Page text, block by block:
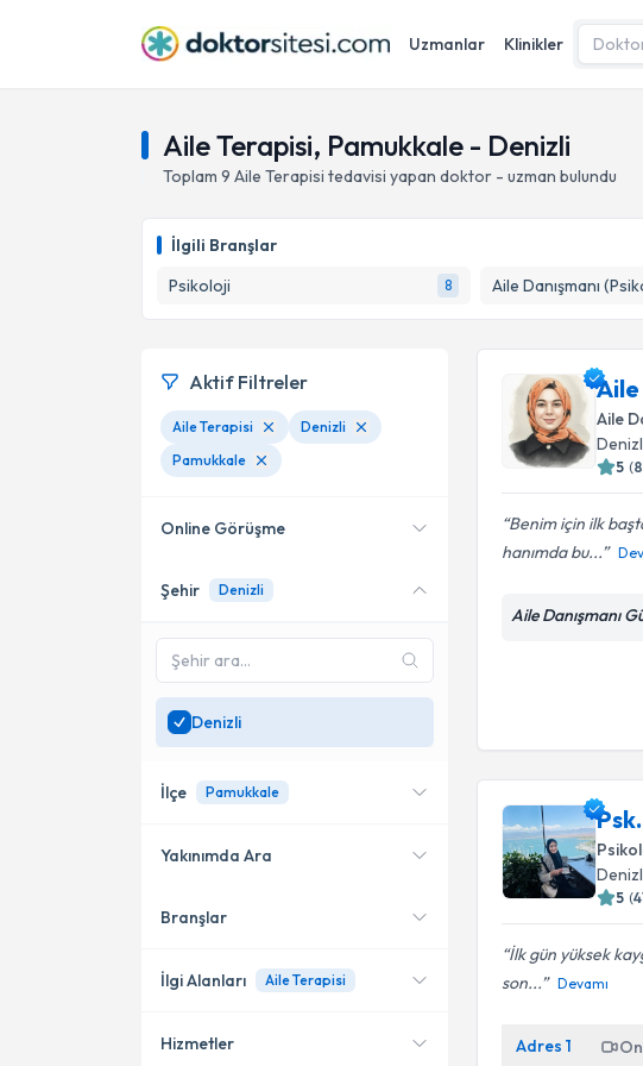
Uzmanlar Klinikler
Aile Terapisi, Pamukkale - Denizli
Toplam 9 Aile Terapisi tedavisi yapan doktor - uzman bulundu
İlgili Branşlar
Psikoloji
8 Aile Danışmanı
Aile
Aile
5 (8
Benim için ilk
hanımda bu...
Aile Danışmanı
5 (
İlk gün yüksek
son...
Devamı
Adres1
Aktif Filtreler
Aile Terapisi
Denizli
Pamukkale
Online Görüşme
Online danışmanlık sunan
SadeceDenizli
uzman ara
Şehir Denizli
Denizli
İlçe Pamukkale
Merkezefendi
Pamukkale
Yakınımda Ara
Konumuma yakın uzmanları
Branşlar
Psikoloji
İlgi Alanları Aile Terapisi
Hizmetler